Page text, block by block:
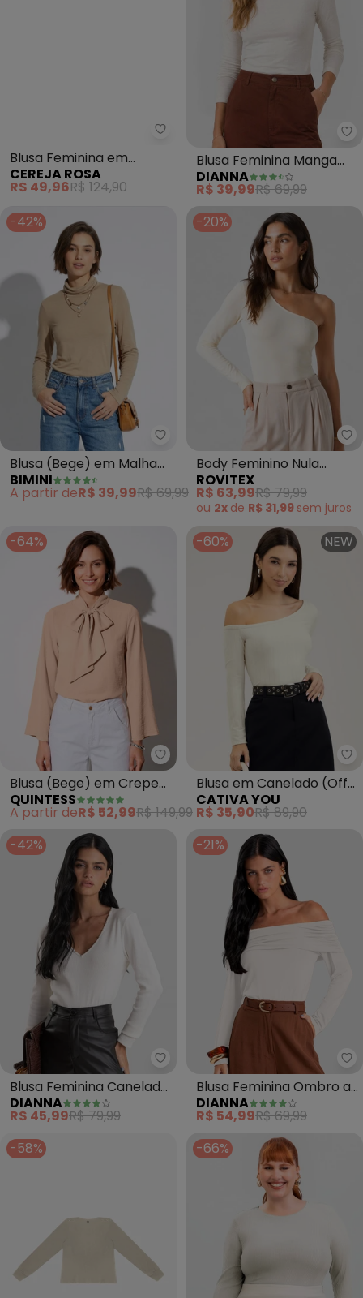
Cereja Rosa - Blusa Feminina
Blusa Feminina em
Ribana Canelada Decote
Gota (Bege)
CEREJA ROSA
R$ 49,96R$ 124,90
Blusa Feminina Manga
Longa Visco Premiere
(Bege)
DIANNA
R$ 39,99R$ 69,99
-42%
Bimini - Blusa (Bege) em Malha
Blusa (Bege) em Malha
de Viscose
BIMINI
A partir deR$ 39,99R$ 69,99
-20%
Body Feminino Nula
Manga Longa Suplex
(Bege)
ROVITEX
R$ 63,99R$ 79,99
ou 2x de R$ 31,99 sem juros
-64%
Quintess - Blusa (Bege) em
Blusa (Bege) em Crepe
Plano
QUINTESS
A partir deR$ 52,99R$ 149,99
-60% NEW
Blusa em Canelado (Off
White)
CATIVA YOU
R$ 35,90R$ 89,90
-42%
Dianna - Blusa Feminina
Blusa Feminina Canelada
com Rebites (Bege)
DIANNA
R$ 45,99R$ 79,99
-21%
Blusa Feminina Ombro a
Ombro em Malha Visco
(Bege)
DIANNA
R$ 54,99R$ 69,99
-58%
-66%